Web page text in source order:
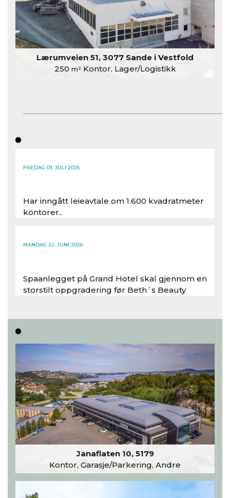
Lærumveien 51, 3077 Sande i Vestfold
250 m²Kontor, Lager/Logistikk
FREDAG 03. JULI 2026
Har inngått leieavtale om 1.600 kvadratmeter
kontorer..
MANDAG 22. JUNI 2026
Spaanlegget på Grand Hotel skal gjennom en
storstilt oppgradering før Beth´s Beauty
Les hele artikkelen
Janaflaten 10, 5179
Kontor, Garasje/Parkering, Andre